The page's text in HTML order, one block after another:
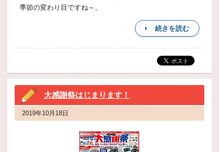
季節の変わり目ですね～。
続きを読む
大感謝祭はじまります！
2019年10月18日